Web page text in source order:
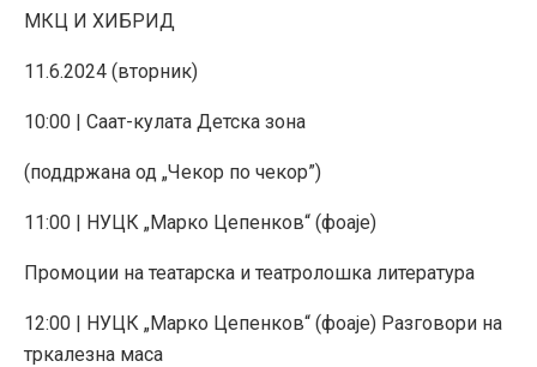
МКЦ И ХИБРИД
11.6.2024 (вторник)
10:00 | Саат-кулата Детска зона
(поддржана од „Чекор по чекор”)
11:00 | НУЦК „Марко Цепенков“ (фоаје)
Промоции на театарска и театролошка литература
12:00 | НУЦК „Марко Цепенков“ (фоаје) Разговори на
тркалезна маса